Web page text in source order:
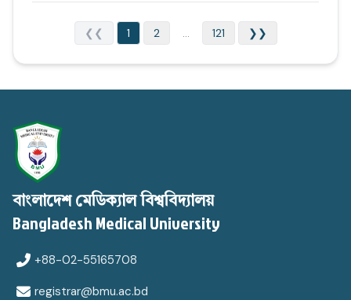
❮❮ 1 2 ... 121 ❯❯
বাংলাদেশ মেডিক্যাল বিশ্ববিদ্যালয়
Bangladesh Medical University
+88-02-55165708
registrar@bmu.ac.bd